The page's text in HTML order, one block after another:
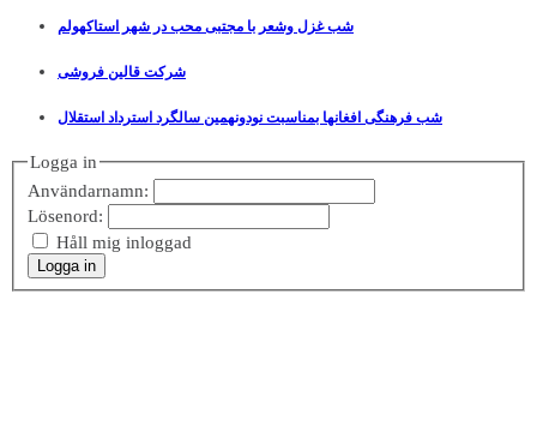
شب غزل وشعر با مجتبی محب در شهر استاکهولم
شرکت قالین فروشی
شب فرهنگی افغانها بمناسبت نودونهمین سالگرد استرداد استقلال
Logga in
Användarnamn:
Lösenord:
Håll mig inloggad
Logga in